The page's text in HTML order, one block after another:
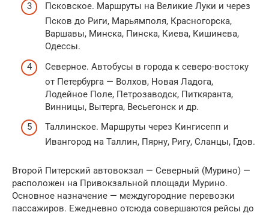
Псковское. Маршруты на Великие Луки и через
Псков до Риги, Марьямполя, Красногорска,
Варшавы, Минска, Пинска, Киева, Кишинева,
Одессы.
Северное. Автобусы в города к северо-востоку
от Петербурга — Волхов, Новая Ладога,
Лодейное Поле, Петрозаводск, Питкяранта,
Винницы, Вытерга, Весьегонск и др.
Таллинское. Маршруты через Кингисепп и
Ивангород на Таллин, Пярну, Ригу, Сланцы, Гдов.
Второй Питерский автовокзал — Северный (Мурино) —
расположен на Привокзальной площади Мурино.
Основное назначение — междугородние перевозки
пассажиров. Ежедневно отсюда совершаются рейсы до